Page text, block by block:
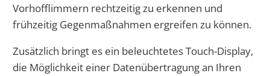
Vorhofflimmern rechtzeitig zu erkennen und
frühzeitig Gegenmaßnahmen ergreifen zu können.
Zusätzlich bringt es ein beleuchtetes Touch-Display,
die Möglichkeit einer Datenübertragung an Ihren